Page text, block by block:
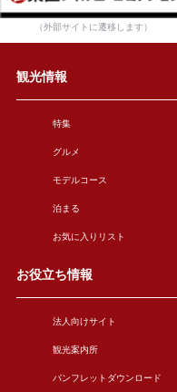
（外部サイトに遷移します）
観光情報
特集
グルメ
モデルコース
泊まる
お気に入りリスト
お役立ち情報
法人向けサイト
観光案内所
パンフレットダウンロード